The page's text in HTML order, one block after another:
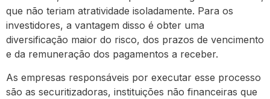
que não teriam atratividade isoladamente. Para os
investidores, a vantagem disso é obter uma
diversificação maior do risco, dos prazos de vencimento
e da remuneração dos pagamentos a receber.
As empresas responsáveis por executar esse processo
são as securitizadoras, instituições não financeiras que